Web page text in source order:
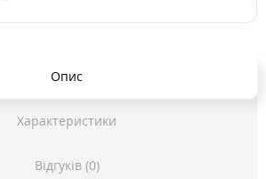
Опис
Характеристики
Відгуків (0)